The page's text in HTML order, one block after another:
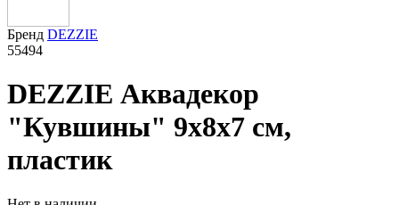
Бренд DEZZIE
55494
DEZZIE Аквадекор
"Кувшины" 9х8х7 см,
пластик